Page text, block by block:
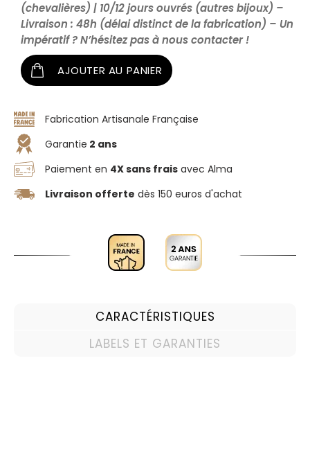
(chevalières) | 10/12 jours ouvrés (autres bijoux) –
Livraison : 48h (délai distinct de la fabrication) – Un
impératif ? N’hésitez pas à nous contacter !
AJOUTER AU PANIER
Fabrication Artisanale Française
Garantie 2 ans
Paiement en 4X sans frais avec Alma
Livraison offerte dès 150 euros d'achat
CARACTÉRISTIQUES
LABELS ET GARANTIES